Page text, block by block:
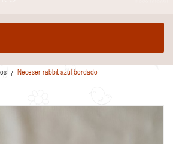
Neceser rabbit azul bordado